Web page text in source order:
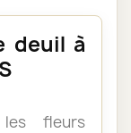
deuil à
les fleurs